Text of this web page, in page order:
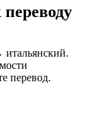
перевод.